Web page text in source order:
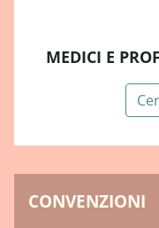
MEDICI E
CONVENZIONI